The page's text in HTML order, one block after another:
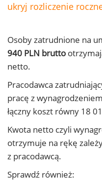
ukryj rozliczenie
Osoby zatrudnione na
940 PLN brutto
netto.
Pracodawca
pracę z wynagrodzeniem
łączny koszt równy 18
Kwota netto czyli
otrzymuje na rękę
z pracodawcą.
Sprawdź również: